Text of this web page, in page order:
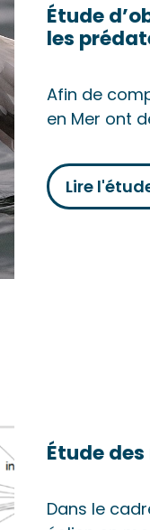
Étude
les
Afin de
en Mer ont
Lire
Étude
Dans le